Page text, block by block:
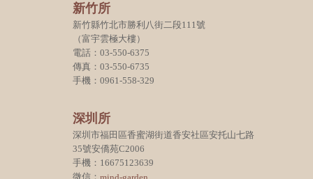
新竹所
新竹縣竹北市勝利八街二段111號
（富宇雲極大樓）
電話：03-550-6375
傳真：03-550-6735
手機：0961-558-329
深圳所
深圳市福田區香蜜湖街道香安社區安托山七路
35號安僑苑C2006
手機：16675123639
微信：